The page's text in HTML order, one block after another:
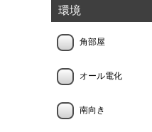
環境
角部屋
オール電化
南向き